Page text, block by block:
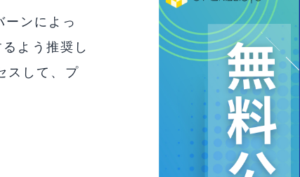
ンによっ
よう推奨し
スして、プ